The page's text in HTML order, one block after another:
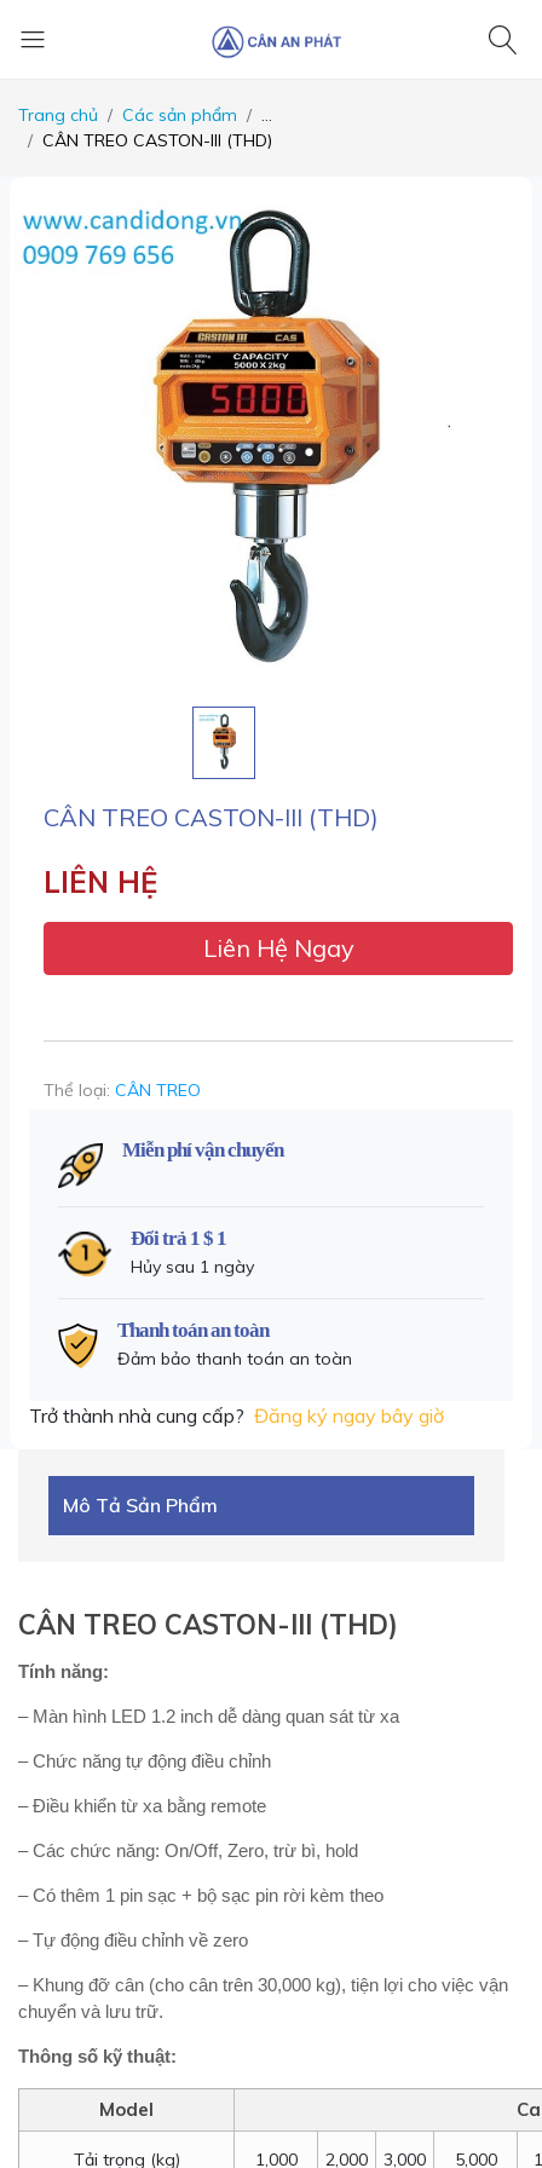
Trang chủ Các sản phẩm
...
CÂN TREO CASTON-III (THD)
CÂN TREO CASTON-III (THD)
LIÊN HỆ
Liên Hệ Ngay
Thể loại: CÂN TREO
Miễn phí vận chuyển
Đổi trả 1 $ 1
Hủy sau 1 ngày
Thanh toán an toàn
Đảm bảo thanh toán an toàn
Trở thành nhà cung cấp? Đăng ký ngay bây giờ
Mô Tả Sản Phẩm
CÂN TREO CASTON-III (THD)
Tính năng:
– Màn hình LED 1.2 inch dễ dàng quan sát từ xa
– Chức năng tự động điều chỉnh
– Điều khiển từ xa bằng remote
– Các chức năng: On/Off, Zero, trừ bì, hold
– Có thêm 1 pin sạc + bộ sạc pin rời kèm theo
– Tự động điều chỉnh về zero
– Khung đỡ cân (cho cân trên 30,000 kg), tiện lợi cho việc vận
chuyển và lưu trữ.
Thông số kỹ thuật:
Model
Tải trọng (kg) 1,000 2,000 3,000 5,000